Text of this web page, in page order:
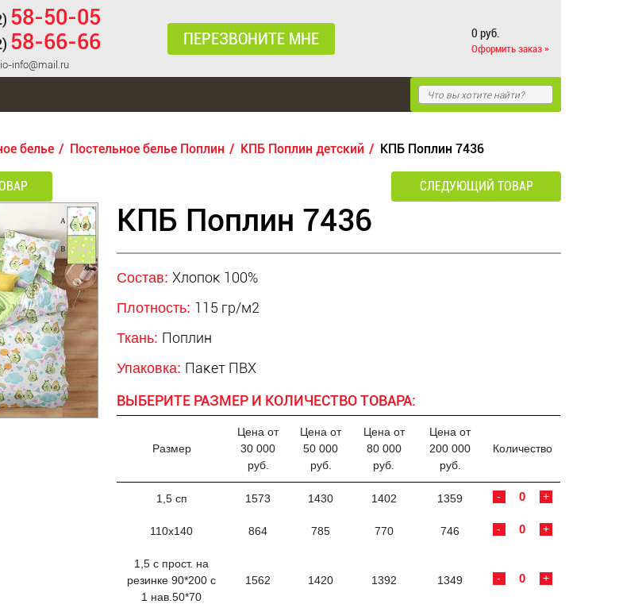
58-50-05
58-66-66
info@mail.ru
ПЕРЕЗВОНИТЕ МНЕ 0 руб.
Оформить заказ »
белье Постельное белье Поплин КПБ Поплин детский КПБ Поплин 7436
СЛЕДУЮЩИЙ ТОВАР
КПБ Поплин 7436
Состав: Хлопок 100%
Плотность: 115 гр/м2
Ткань: Поплин
Упаковка: Пакет ПВХ
ВЫБЕРИТЕ РАЗМЕР И КОЛИЧЕСТВО ТОВАРА:
Размер
Цена от
30 000
руб.
Цена от
50 000
руб.
Цена от
80 000
руб.
Цена от
200 000
руб.
Количество
1,5 сп 1573 1430 1402 1359 +
-
110х140 864 785 770 746 +
-
1,5 с прост. на
резинке 90*200 с
1 нав.50*70
1562 1420 1392 1349 +
-